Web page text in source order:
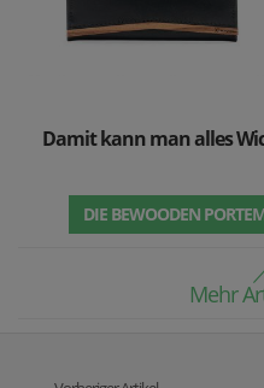
Damit kann man alles
DIE BEWOODEN
Mehr